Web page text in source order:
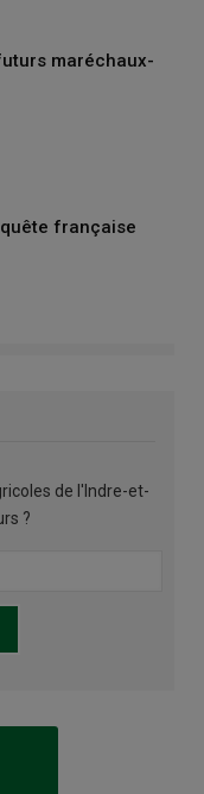
maréchaux-
française
de l'Indre-et-
?